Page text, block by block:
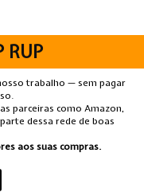
RUP
trabalho — sem pagar
parceiras como Amazon,
dessa rede de boas
aos suas compras.